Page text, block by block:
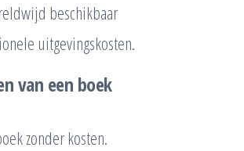
beschikbaar
uitgevingskosten.
van een boek
zonder kosten.